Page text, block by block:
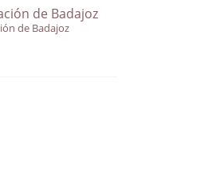
de Badajoz
de Badajoz